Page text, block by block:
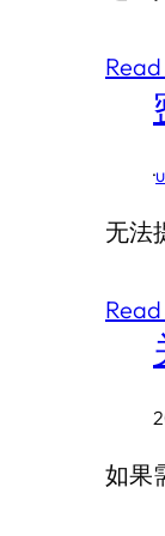
·
无法
如果